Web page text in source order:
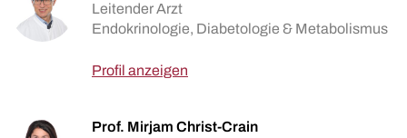
Leitender Arzt
Endokrinologie, Diabetologie & Metabolismus
Profil anzeigen
Prof. Mirjam Christ-Crain